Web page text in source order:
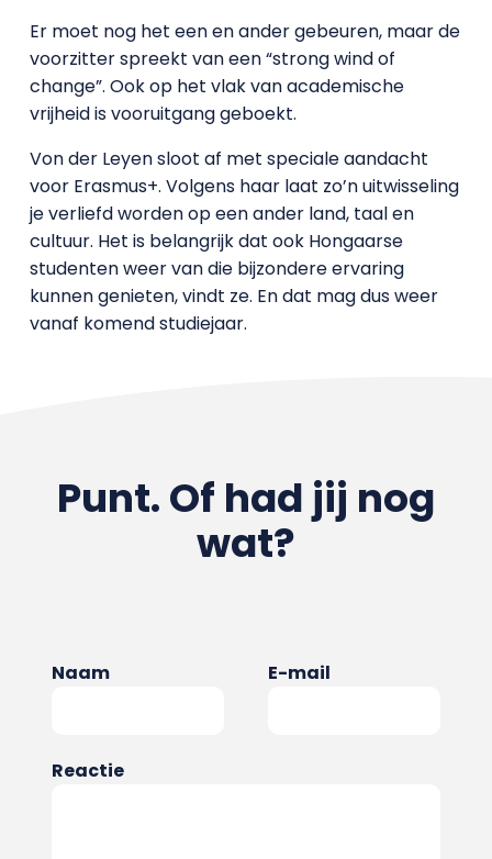
Er moet nog het een en ander gebeuren, maar de
voorzitter spreekt van een “strong wind of
change”. Ook op het vlak van academische
vrijheid is vooruitgang geboekt.
Von der Leyen sloot af met speciale aandacht
voor Erasmus+. Volgens haar laat zo’n uitwisseling
je verliefd worden op een ander land, taal en
cultuur. Het is belangrijk dat ook Hongaarse
studenten weer van die bijzondere ervaring
kunnen genieten, vindt ze. En dat mag dus weer
vanaf komend studiejaar.
Punt. Of had jij nog
wat?
Naam E-mail
Reactie